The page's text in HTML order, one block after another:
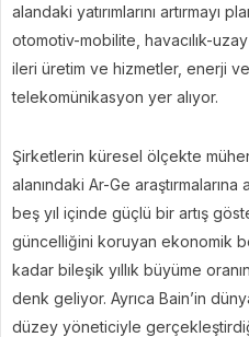
alandaki yatırımlarını artırmayı
otomotiv-mobilite, havacılık-
ileri üretim ve hizmetler, enerji
telekomünikasyon yer alıyor.
Şirketlerin küresel ölçekte
alanındaki Ar-Ge araştırmalarına
beş yıl içinde güçlü bir artış
güncelliğini koruyan ekonomik
kadar bileşik yıllık büyüme
denk geliyor. Ayrıca Bain’in
düzey yöneticiyle